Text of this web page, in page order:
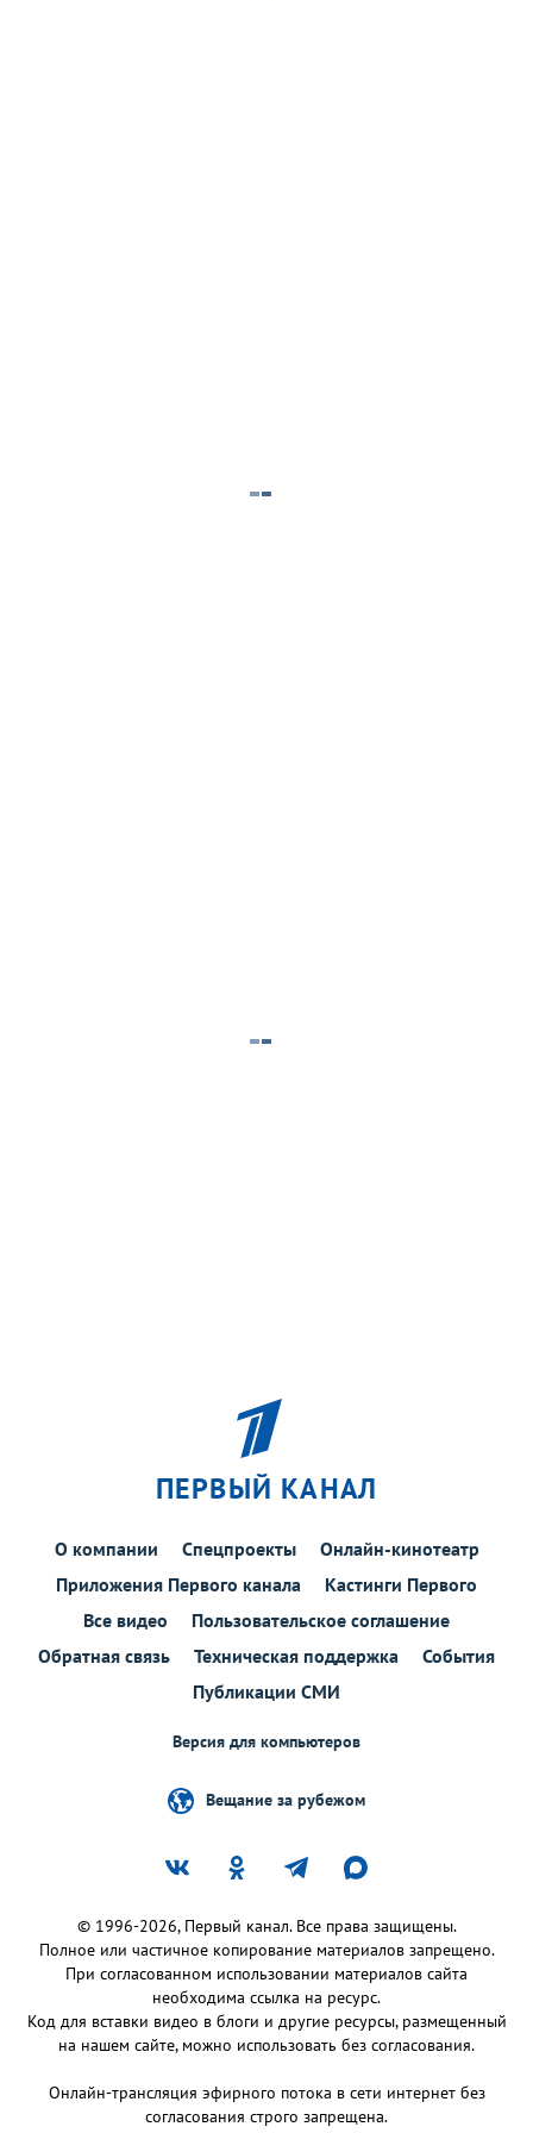
ПЕРВЫЙ КАНАЛ
О компании Спецпроекты
Онлайн-кинотеатр
Приложения Первого канала
Кастинги Первого
Все видео
Пользовательское соглашение
Обратная связь
Техническая поддержка
События
Публикации СМИ
Версия для компьютеров
Вещание за рубежом
© 1996-2026, Первый канал. Все права защищены.
Полное или частичное копирование материалов запрещено.
При согласованном использовании материалов сайта
необходима ссылка на ресурс.
Код для вставки видео в блоги и другие ресурсы, размещенный
на нашем сайте, можно использовать без согласования.
Онлайн-трансляция эфирного потока в сети интернет без
согласования строго запрещена.